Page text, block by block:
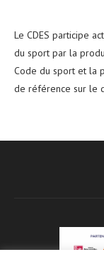
Le CDES participe
du sport par la
Code du sport et la
de référence sur le